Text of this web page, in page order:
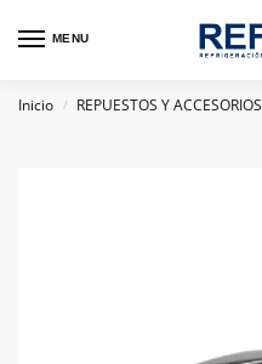
MENU
Inicio / REPUESTOS Y ACCESORIOS